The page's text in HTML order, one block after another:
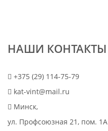
НАШИ КОНТАКТЫ
+375 (29) 114-75-79
kat-vint@mail.ru
Минск,
ул. Профсоюзная 21, пом. 1А